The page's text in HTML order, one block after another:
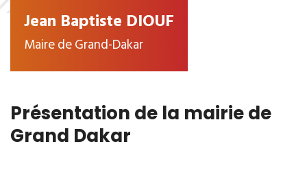
Jean Baptiste DIOUF
Maire de Grand-Dakar
Présentation de la mairie de
Grand Dakar